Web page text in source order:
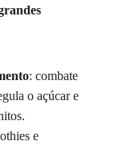
: combate
o açúcar e
e